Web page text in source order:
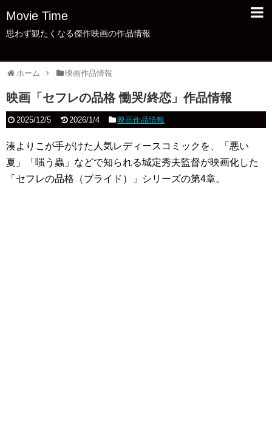
Movie Time
思わず観たくなる傑作映画の作品情報
ホーム 映画作品情報
映画「セフレの品格 慟哭/終恋」作品情報
2025/12/5 2026/1/4 映画作品情報
湊よりこが手がけた人気レディースコミックを、「悪い
夏」「嗤う蟲」などで知られる城定秀夫監督が映画化した
「セフレの品格（プライド）」シリーズの第4章。